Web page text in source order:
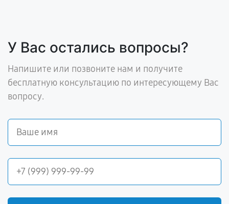
У Вас остались вопросы?
Напишите или позвоните нам и получите
бесплатную консультацию по интересующему Вас
вопросу.